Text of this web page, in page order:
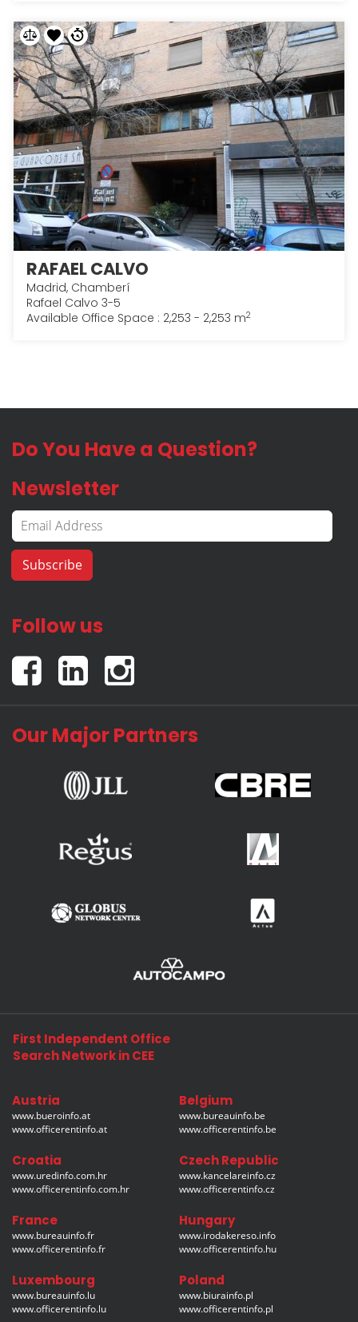
RAFAEL CALVO
Madrid, Chamberí
Rafael Calvo 3-5
Available Office Space : 2,253 - 2,253 m2
Do You Have a Question?
Newsletter
Follow us
Our Major Partners
First Independent Office
Search Network in CEE
Austria
www.bueroinfo.at
www.officerentinfo.at
Belgium
www.bureauinfo.be
www.officerentinfo.be
Croatia
www.uredinfo.com.hr
www.officerentinfo.com.hr
Czech Republic
www.kancelareinfo.cz
www.officerentinfo.cz
France
www.bureauinfo.fr
www.officerentinfo.fr
Hungary
www.irodakereso.info
www.officerentinfo.hu
Luxembourg
www.bureauinfo.lu
www.officerentinfo.lu
Poland
www.biurainfo.pl
www.officerentinfo.pl